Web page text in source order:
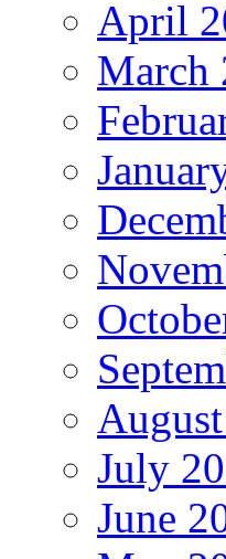
April
March
July
June